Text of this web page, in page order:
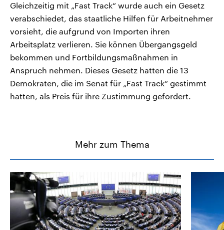
Gleichzeitig mit „Fast Track“ wurde auch ein Gesetz
verabschiedet, das staatliche Hilfen für Arbeitnehmer
vorsieht, die aufgrund von Importen ihren
Arbeitsplatz verlieren. Sie können Übergangsgeld
bekommen und Fortbildungsmaßnahmen in
Anspruch nehmen. Dieses Gesetz hatten die 13
Demokraten, die im Senat für „Fast Track“ gestimmt
hatten, als Preis für ihre Zustimmung gefordert.
Mehr zum Thema